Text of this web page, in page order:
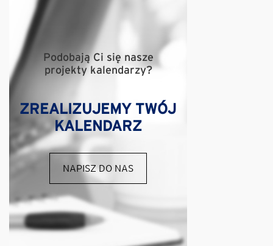
Podobają Ci się nasze
projekty kalendarzy?
ZREALIZUJEMY TWÓJ
KALENDARZ
NAPISZ DO NAS